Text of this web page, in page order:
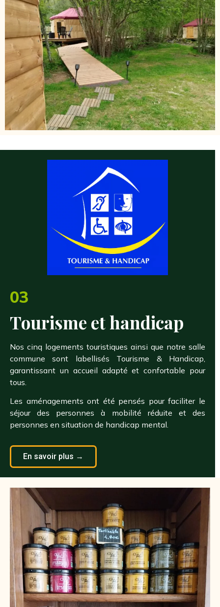
03
Tourisme et handicap
Nos cinq logements touristiques ainsi que notre salle
commune sont labellisés Tourisme & Handicap,
garantissant un accueil adapté et confortable pour
tous.
Les aménagements ont été pensés pour faciliter le
séjour des personnes à mobilité réduite et des
personnes en situation de handicap mental.
En savoir plus →